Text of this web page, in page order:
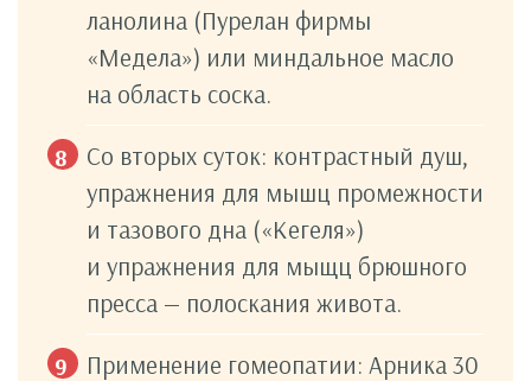
ланолина (Пурелан фирмы
«Медела») или миндальное масло
на область соска.
Со вторых суток: контрастный душ,
упражнения для мышц промежности
и тазового дна («Кегеля»)
и упражнения для мыщц брюшного
пресса — полоскания живота.
Применение гомеопатии: Арника 30